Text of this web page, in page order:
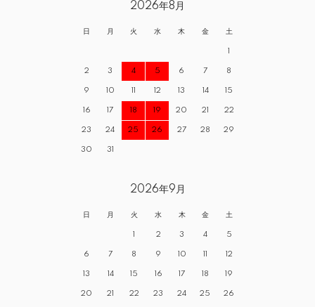
2026年8月
日 月 火 水 木 金 土
1
2 3 4 5 6 7 8
9 10 11 12 13 14 15
16 17 18 19 20 21 22
23 24 25 26 27 28 29
30 31
2026年9月
日 月 火 水 木 金 土
1 2 3 4 5
6 7 8 9 10 11 12
13 14 15 16 17 18 19
20 21 22 23 24 25 26